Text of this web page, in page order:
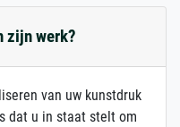
zijn werk?
van uw kunstdruk
dat u in staat stelt om